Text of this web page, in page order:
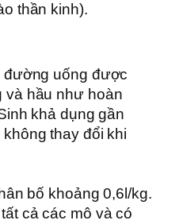
thần kinh).
đường uống được
và hầu như hoàn
khả dụng gần
thay đổi khi
bố khoảng 0,6l/kg.
cả các mô và có